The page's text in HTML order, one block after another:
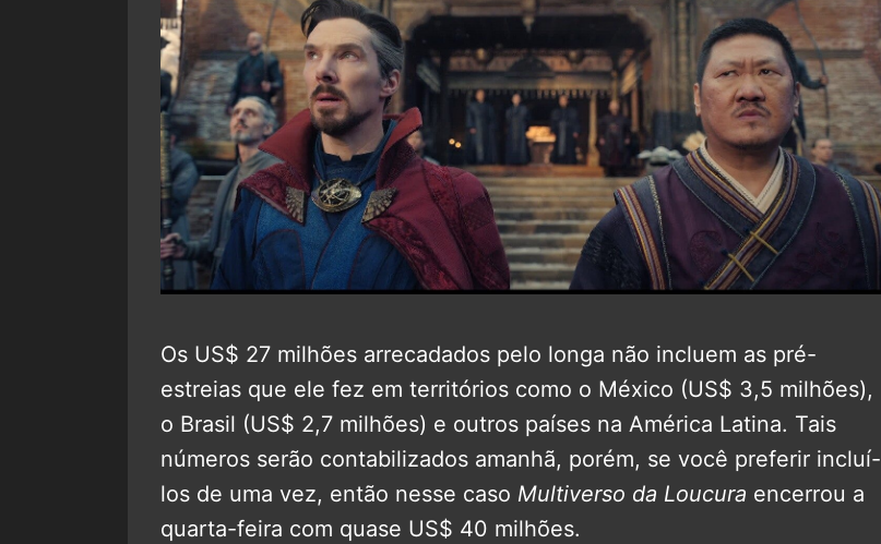
Os US$ 27 milhões arrecadados pelo longa não incluem as pré-
estreias que ele fez em territórios como o México (US$ 3,5 milhões),
o Brasil (US$ 2,7 milhões) e outros países na América Latina. Tais
números serão contabilizados amanhã, porém, se você preferir incluí-
los de uma vez, então nesse caso Multiverso da Loucura encerrou a
quarta-feira com quase US$ 40 milhões.